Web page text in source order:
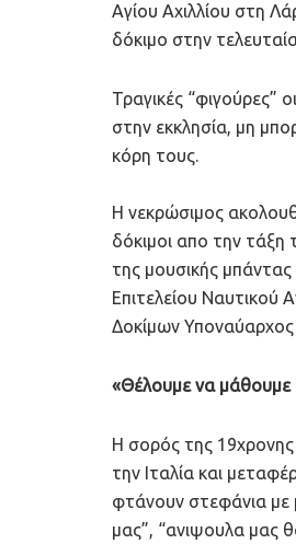
Αγίου Αχιλλίου στη
δόκιμο στην
Τραγικές “φιγούρες”
στην εκκλησία, μη
κόρη τους.
Η νεκρώσιμος
δόκιμοι απο την τάξη
της μουσικής
Επιτελείου Ναυτικού
Δοκίμων
«Θέλουμε να μάθουμε
Η σορός της
την Ιταλία και
φτάνουν στεφάνια με
μας”, “ανιψουλα μας